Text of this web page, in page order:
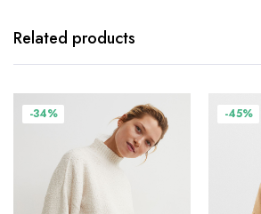
Related products
-34% -45%